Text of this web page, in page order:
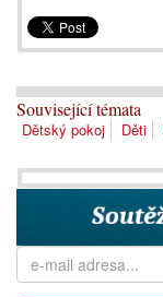
Související témata
Dětský pokoj Děti